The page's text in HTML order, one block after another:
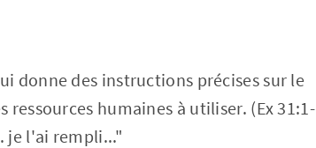
donne des instructions précises sur le
humaines à utiliser. (Ex 31:1-
je l'ai rempli..."